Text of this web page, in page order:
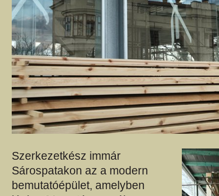
Szerkezetkész immár
Sárospatakon az a modern
bemutatóépület, amelyben